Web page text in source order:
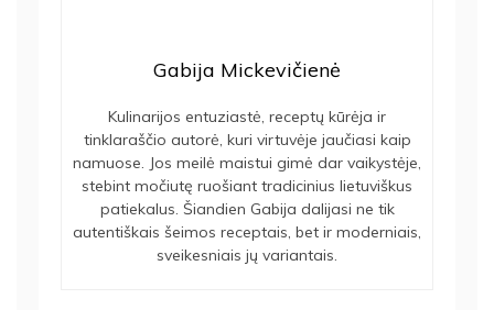
Gabija Mickevičienė
Kulinarijos entuziastė, receptų kūrėja ir
tinklaraščio autorė, kuri virtuvėje jaučiasi kaip
namuose. Jos meilė maistui gimė dar vaikystėje,
stebint močiutę ruošiant tradicinius lietuviškus
patiekalus. Šiandien Gabija dalijasi ne tik
autentiškais šeimos receptais, bet ir moderniais,
sveikesniais jų variantais.